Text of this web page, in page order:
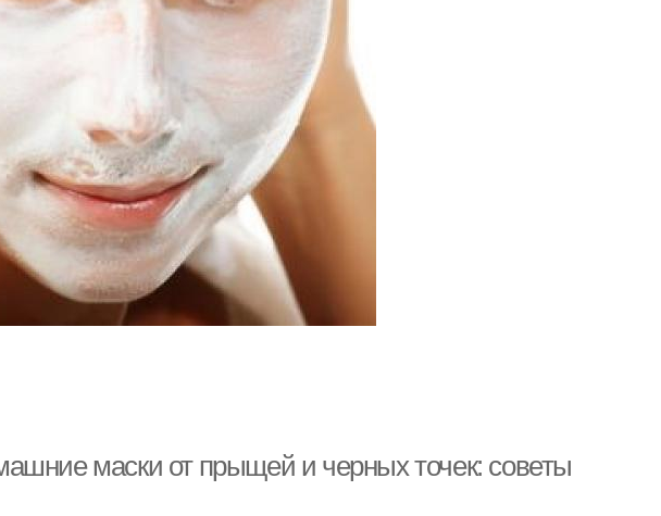
маски от прыщей и черных точек: советы